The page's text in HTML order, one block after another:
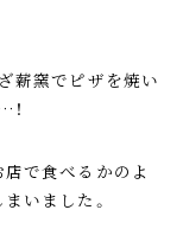
薪窯でピザを焼い
で食べるかのよ
いました。